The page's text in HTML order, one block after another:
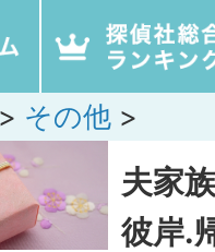
> その他 >
夫家
彼岸.